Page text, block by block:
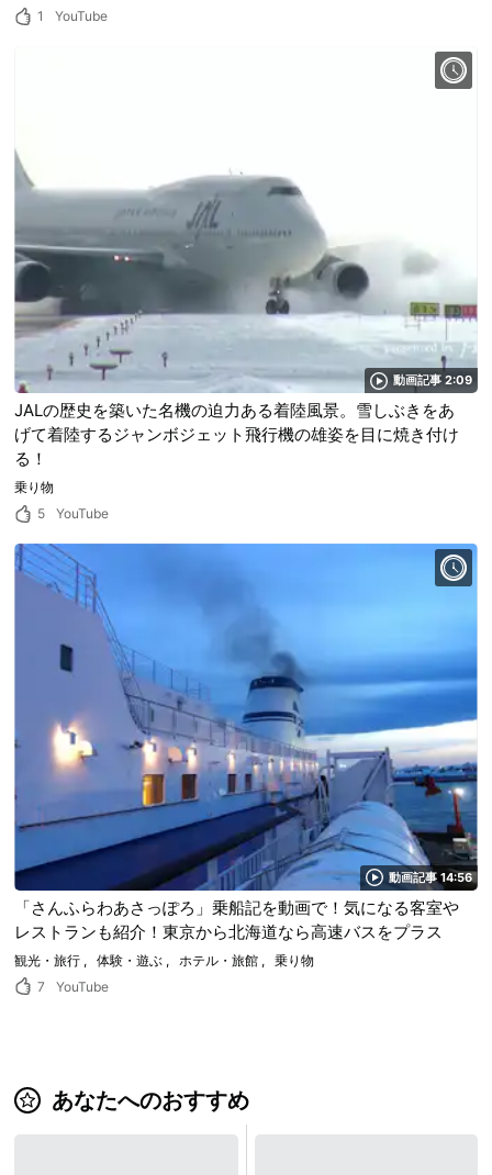
1 YouTube
動画記事 2:09
JALの歴史を築いた名機の迫力ある着陸風景。雪しぶきをあ
げて着陸するジャンボジェット飛行機の雄姿を目に焼き付け
る！
乗り物
5
YouTube
動画記事 14:56
「さんふらわあさっぽろ」乗船記を動画で！気になる客室や
レストランも紹介！東京から北海道なら高速バスをプラス
観光・旅行 体験・遊ぶ ホテル・旅館
乗り物
7
YouTube
あなたへのおすすめ